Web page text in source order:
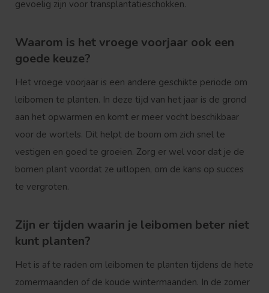
gevoelig zijn voor transplantatieschokken.
Waarom is het vroege voorjaar ook een
goede keuze?
Het vroege voorjaar is een andere geschikte periode om
leibomen te planten. In deze tijd van het jaar is de grond
aan het opwarmen en komt er meer vocht beschikbaar
voor de wortels. Dit helpt de boom om zich snel te
vestigen en goed te groeien. Zorg er wel voor dat je de
bomen plant voordat ze uitlopen, om de kans op succes
te vergroten.
Zijn er tijden waarin je leibomen beter niet
kunt planten?
Het is af te raden om leibomen te planten tijdens de hete
zomermaanden of de koude wintermaanden. In de zomer